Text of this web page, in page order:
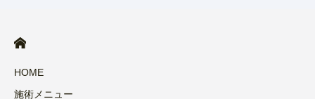
HOME
施術メニュー